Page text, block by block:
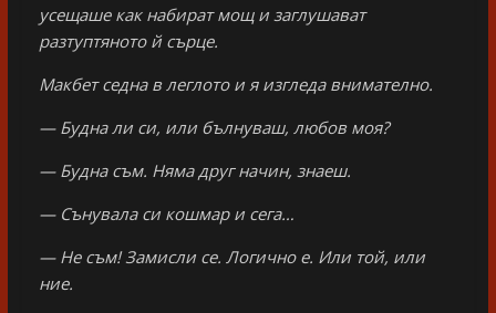
усещаше как набират мощ и заглушават
разтуптяното й сърце.
Макбет седна в леглото и я изгледа внимателно.
— Будна ли си, или бълнуваш, любов моя?
— Будна съм. Няма друг начин, знаеш.
— Сънувала си кошмар и сега…
— Не съм! Замисли се. Логично е. Или той, или
ние.